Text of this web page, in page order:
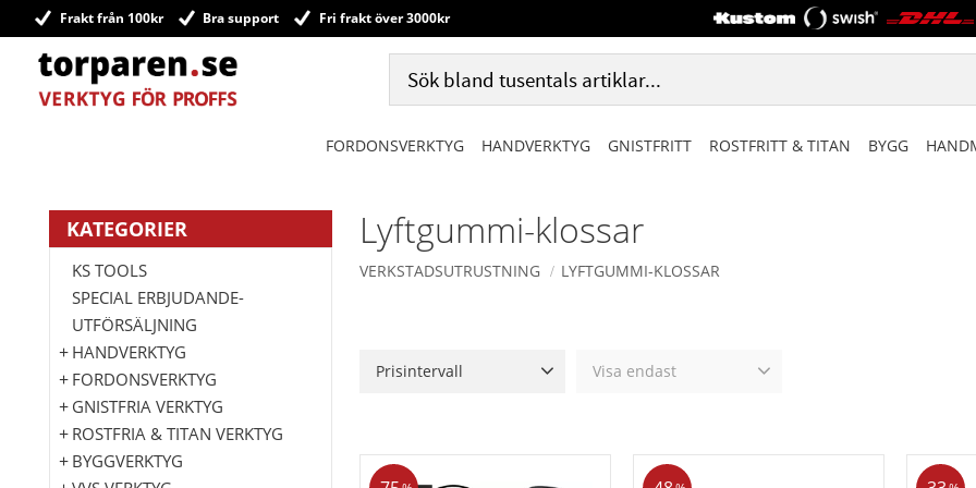
Frakt från 100kr Bra support Fri frakt över 3000kr
FORDONSVERKTYG HANDVERKTYG GNISTFRITT ROSTFRITT & TITAN BYGG
Lyftgummi-klossar
VERKSTADSUTRUSTNING LYFTGUMMI-KLOSSAR
Prisintervall Visa endast
KATEGORIER
KS TOOLS
SPECIAL ERBJUDANDE-
UTFÖRSÄLJNING
HANDVERKTYG
FORDONSVERKTYG
GNISTFRIA VERKTYG
ROSTFRIA & TITAN VERKTYG
BYGGVERKTYG